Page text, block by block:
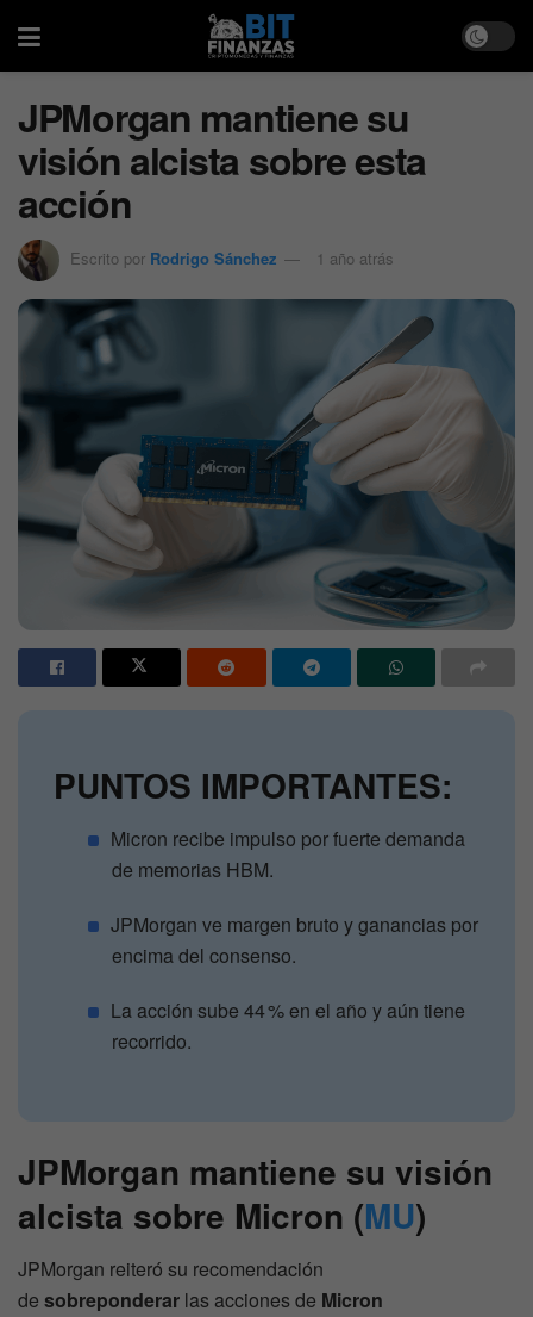
JPMorgan mantiene su
visión alcista sobre esta
acción
Escrito por Rodrigo Sánchez 1 año atrás
PUNTOS IMPORTANTES:
Micron recibe impulso por fuerte demanda
de memorias HBM.
JPMorgan ve margen bruto y ganancias por
encima del consenso.
La acción sube 44 % en el año y aún tiene
recorrido.
JPMorgan mantiene su visión
alcista sobre Micron (MU)
JPMorgan reiteró su recomendación
de sobreponderar las acciones de Micron